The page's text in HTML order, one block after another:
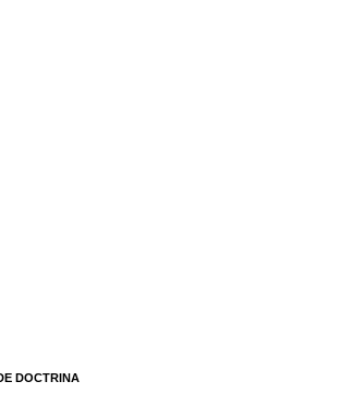
DOCTRINA